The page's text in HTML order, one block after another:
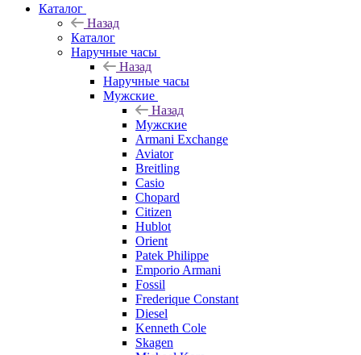
Каталог
Назад
Каталог
Наручные часы
Назад
Наручные часы
Мужские
Назад
Мужские
Armani Exchange
Aviator
Breitling
Casio
Chopard
Citizen
Hublot
Orient
Patek Philippe
Emporio Armani
Fossil
Frederique Constant
Diesel
Kenneth Cole
Skagen